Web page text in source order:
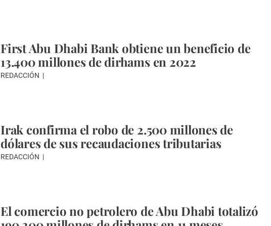
First Abu Dhabi Bank obtiene un beneficio de
13.400 millones de dirhams en 2022
REDACCIÓN
Irak confirma el robo de 2.500 millones de
dólares de sus recaudaciones tributarias
REDACCIÓN
El comercio no petrolero de Abu Dhabi totalizó